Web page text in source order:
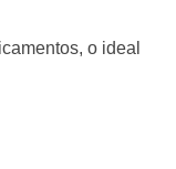
o ideal